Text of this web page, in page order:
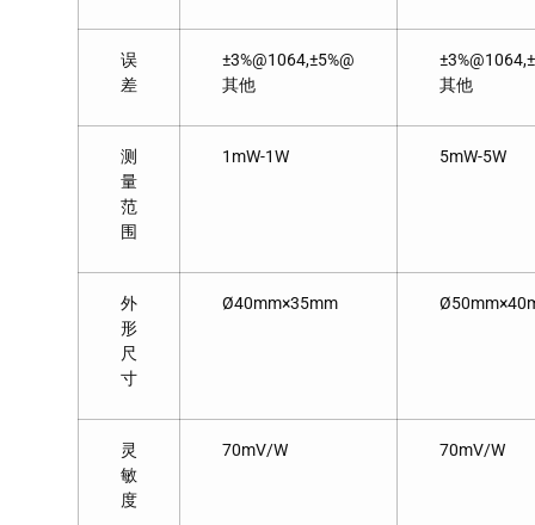
误
差
±3%@1064,±5%@
其他
其他
测
量
范
围
1mW-1W 5mW-5W
外
形
尺
寸
Ø40mm×35mm
灵
敏
度
70mV/W 70mV/W